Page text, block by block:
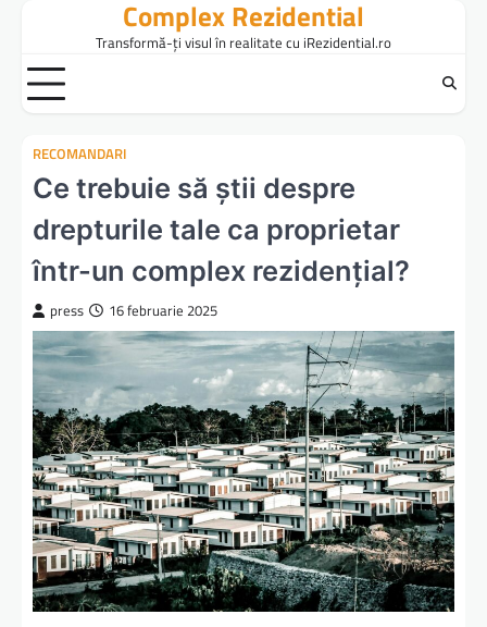
content
Complex Rezidential
Transformă-ți visul în realitate cu iRezidential.ro
RECOMANDARI
Ce trebuie să știi despre
drepturile tale ca proprietar
într-un complex rezidențial?
press 16 februarie 2025